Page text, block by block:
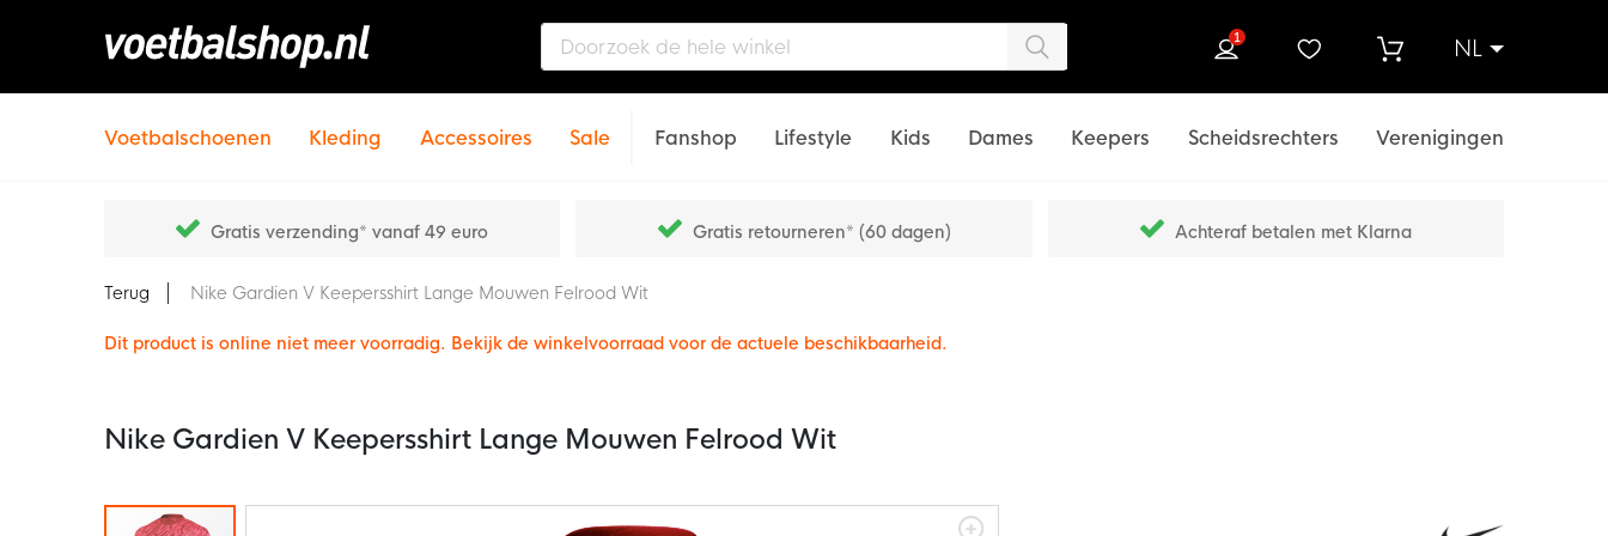
NL
1
Voetbalschoenen Kleding Accessoires Sale Fanshop Lifestyle Kids Dames Keepers Scheidsrechters Verenigingen
Gratis verzending* vanaf 49 euro Gratis retourneren* (60 dagen) Achteraf betalen met Klarna
Terug Nike Gardien V Keepersshirt Lange Mouwen Felrood Wit
Dit product is online niet meer voorradig. Bekijk de winkelvoorraad voor de actuele beschikbaarheid.
Nike Gardien V Keepersshirt Lange Mouwen Felrood Wit
Ga